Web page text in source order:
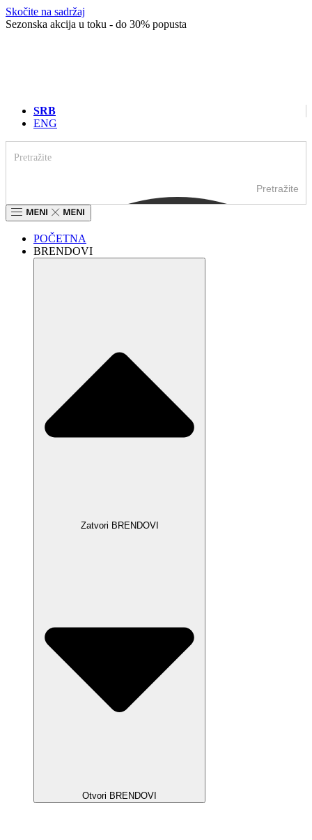
Skočite na sadržaj
Sezonska akcija u toku - do 30% popusta
SRB
ENG
Pretražite
POČETNA
BRENDOVI
Zatvori BRENDOVI
Otvori BRENDOVI